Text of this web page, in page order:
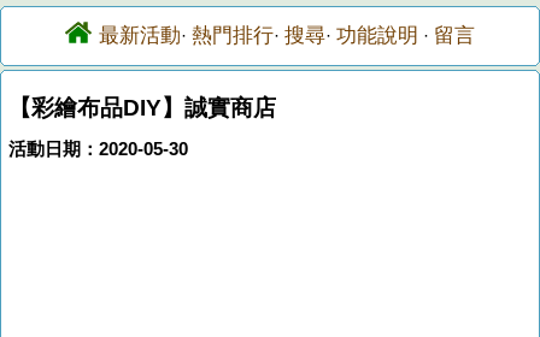
最新活動· 熱門排行· 搜尋· 功能說明 · 留言
【彩繪布品DIY】誠實商店
活動日期：2020-05-30